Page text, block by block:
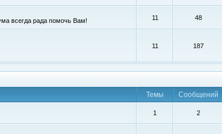
всегда рада помочь Вам! 11 48
11 187
Темы Сообщений
1 2